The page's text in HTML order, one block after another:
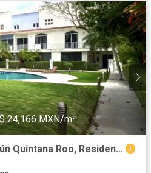
$ 24,166 MXN/m²
Casa en Venta en Cancún Quintana Roo, Residencial Capulines, Sm 17.